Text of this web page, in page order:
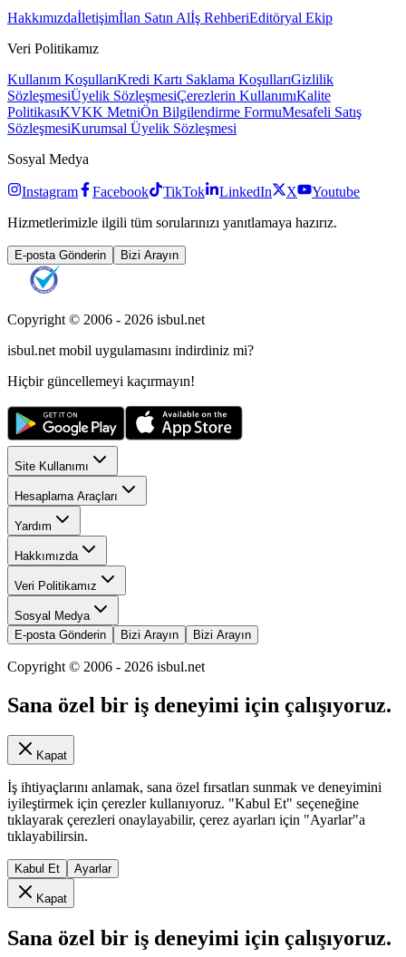
Hakkımızdaİletişimİlan Satın Alİş RehberiEditöryal Ekip
Veri Politikamız
Kullanım KoşullarıKredi Kartı Saklama KoşullarıGizlilik
SözleşmesiÜyelik SözleşmesiÇerezlerin KullanımıKalite
PolitikasıKVKK MetniÖn Bilgilendirme FormuMesafeli Satış
SözleşmesiKurumsal Üyelik Sözleşmesi
Sosyal Medya
Instagram Facebook TikTok LinkedIn X
Youtube
Hizmetlerimizle ilgili tüm sorularınızı yanıtlamaya hazırız.
E-posta Gönderin Bizi Arayın
Copyright © 2006 - 2026 isbul.net
isbul.net mobil uygulamasını indirdiniz mi?
Hiçbir güncellemeyi kaçırmayın!
Site Kullanımı
Hesaplama Araçları
Yardım
Hakkımızda
Veri Politikamız
Sosyal Medya
E-posta Gönderin
Bizi Arayın Bizi Arayın
Copyright © 2006 - 2026 isbul.net
Sana özel bir iş deneyimi için çalışıyoruz.
Kapat
İş ihtiyaçlarını anlamak, sana özel fırsatları sunmak ve deneyimini
iyileştirmek için çerezler kullanıyoruz. "Kabul Et" seçeneğine
tıklayarak çerezleri onaylayabilir, çerez ayarları için "Ayarlar"a
tıklayabilirsin.
Kabul Et Ayarlar
Kapat
Sana özel bir iş deneyimi için çalışıyoruz.